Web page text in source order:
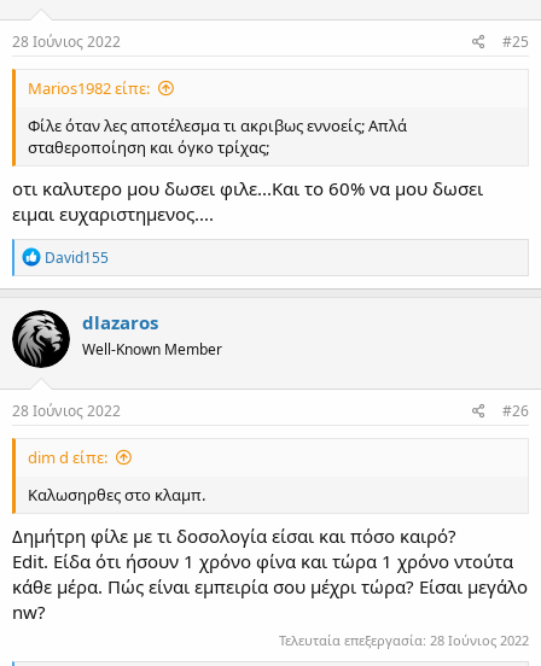
n
s
28 Ιούνιος 2022 #25
Marios1982 είπε:
Φίλε όταν λες αποτέλεσμα τι ακριβως εννοείς; Απλά
σταθεροποίηση και όγκο τρίχας;
οτι καλυτερο μου δωσει φιλε...Και το 60% να μου δωσει
ειμαι ευχαριστημενος....
R
e
a
c
t
i
o
n
s
David155
dlazaros
Well-Known Member
28 Ιούνιος 2022 #26
dim d είπε:
Καλωσηρθες στο κλαμπ.
Δημήτρη φίλε με τι δοσολογία είσαι και πόσο καιρό?
Edit. Είδα ότι ήσουν 1 χρόνο φίνα και τώρα 1 χρόνο ντούτα
κάθε μέρα. Πώς είναι εμπειρία σου μέχρι τώρα? Είσαι μεγάλο
nw?
Τελευταία επεξεργασία: 28 Ιούνιος 2022